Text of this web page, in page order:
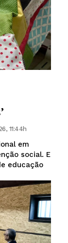
11:44h
em
social. E
educação